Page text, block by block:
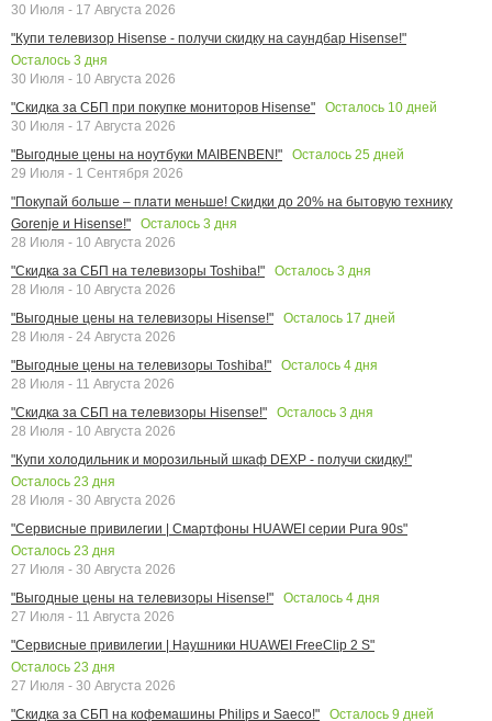
30 Июля - 17 Августа 2026
"Купи телевизор Hisense - получи скидку на саундбар Hisense!"
Осталось 3 дня
30 Июля - 10 Августа 2026
"Скидка за СБП при покупке мониторов Hisense"
Осталось 10 дней
30 Июля - 17 Августа 2026
"Выгодные цены на ноутбуки MAIBENBEN!"
Осталось 25 дней
29 Июля - 1 Сентября 2026
"Покупай больше – плати меньше! Скидки до 20% на бытовую технику
Gorenje и Hisense!"
Осталось 3 дня
28 Июля - 10 Августа 2026
"Скидка за СБП на телевизоры Toshiba!"
Осталось 3 дня
28 Июля - 10 Августа 2026
"Выгодные цены на телевизоры Hisense!"
Осталось 17 дней
28 Июля - 24 Августа 2026
"Выгодные цены на телевизоры Toshiba!"
Осталось 4 дня
28 Июля - 11 Августа 2026
"Скидка за СБП на телевизоры Hisense!"
Осталось 3 дня
28 Июля - 10 Августа 2026
"Купи холодильник и морозильный шкаф DEXP - получи скидку!"
Осталось 23 дня
28 Июля - 30 Августа 2026
"Сервисные привилегии | Смартфоны HUAWEI серии Pura 90s"
Осталось 23 дня
27 Июля - 30 Августа 2026
"Выгодные цены на телевизоры Hisense!"
Осталось 4 дня
27 Июля - 11 Августа 2026
"Сервисные привилегии | Наушники HUAWEI FreeClip 2 S"
Осталось 23 дня
27 Июля - 30 Августа 2026
"Скидка за СБП на кофемашины Philips и Saeco!"
Осталось 9 дней